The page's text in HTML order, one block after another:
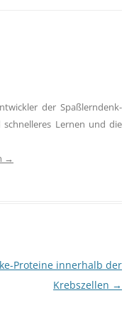
der Spaßlerndenk-
Lernen und die
→
Proteine innerhalb der
Krebszellen →